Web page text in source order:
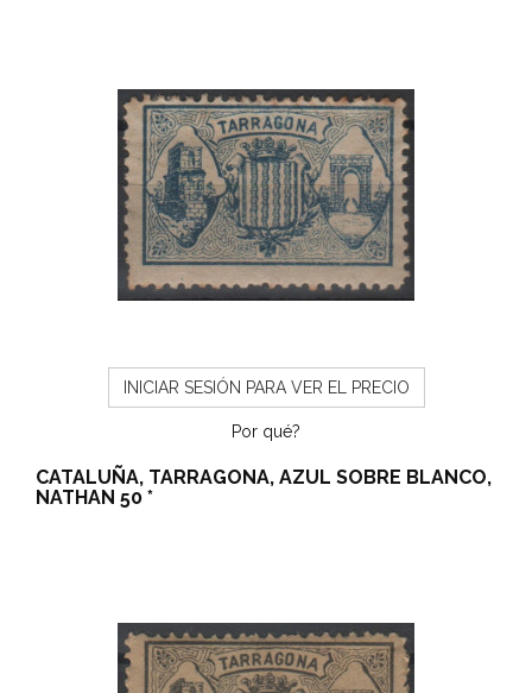
INICIAR SESIÓN PARA VER EL PRECIO
Por qué?
CATALUÑA, TARRAGONA, AZUL SOBRE BLANCO,
NATHAN 50 *